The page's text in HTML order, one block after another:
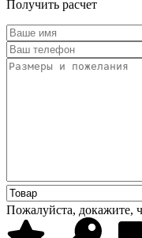
Получить расчет
Пожалуйста, докажите,